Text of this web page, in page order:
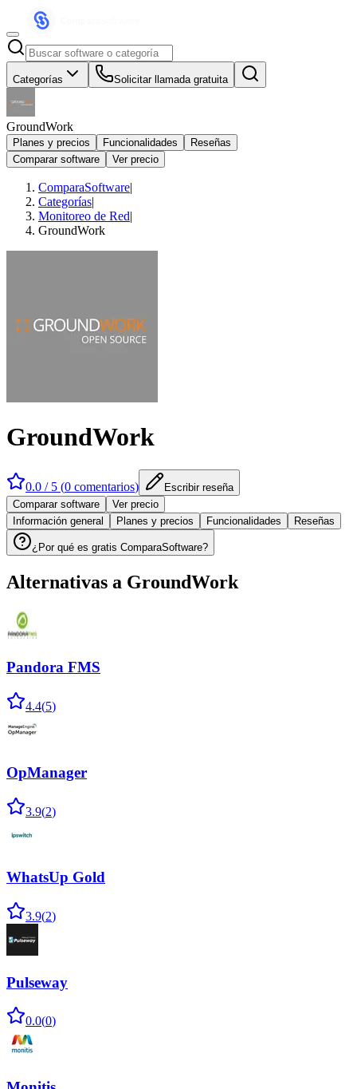
Categorías Solicitar llamada gratuita
GroundWork
Planes y precios Funcionalidades
Reseñas
Comparar software
Ver precio
ComparaSoftware|
Categorías|
Monitoreo de Red|
GroundWork
GroundWork
0.0 / 5 (0 comentarios)
Escribir reseña
Comparar software
Ver precio
Información general
Planes y precios Funcionalidades Reseñas
¿Por qué es gratis ComparaSoftware?
Alternativas a GroundWork
Pandora FMS
4.4(5)
OpManager
3.9(2)
WhatsUp Gold
3.9(2)
Pulseway
0.0(0)